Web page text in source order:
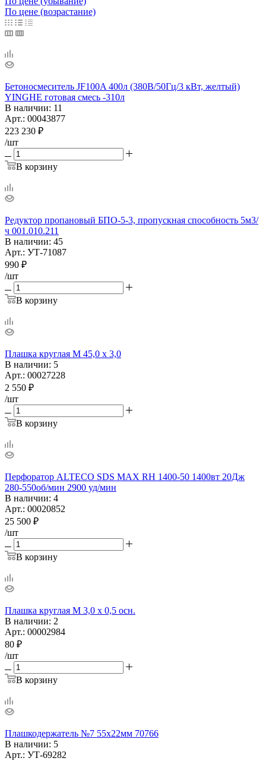
По цене (возрастание)
Бетоносмеситель JF100A 400л (380В/50Гц/3 кВт, желтый)
YINGHE готовая смесь -310л
В наличии: 11
Арт.: 00043877
223 230 ₽
/шт
В корзину
Редуктор пропановый БПО-5-3, пропускная способность 5м3/
ч 001.010.211
В наличии: 45
Арт.: УТ-71087
990 ₽
/шт
В корзину
Плашка круглая М 45,0 х 3,0
В наличии: 5
Арт.: 00027228
2 550 ₽
/шт
В корзину
Перфоратор ALTECO SDS MAX RH 1400-50 1400вт 20Дж
280-550об/мин 2900 уд/мин
В наличии: 4
Арт.: 00020852
25 500 ₽
/шт
В корзину
Плашка круглая М 3,0 х 0,5 осн.
В наличии: 2
Арт.: 00002984
80 ₽
/шт
В корзину
Плашкодержатель №7 55х22мм 70766
В наличии: 5
Арт.: УТ-69282